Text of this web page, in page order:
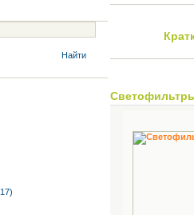
Найти